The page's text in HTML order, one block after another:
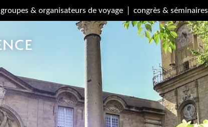
groupes & organisateurs de voyage congrès & séminaires